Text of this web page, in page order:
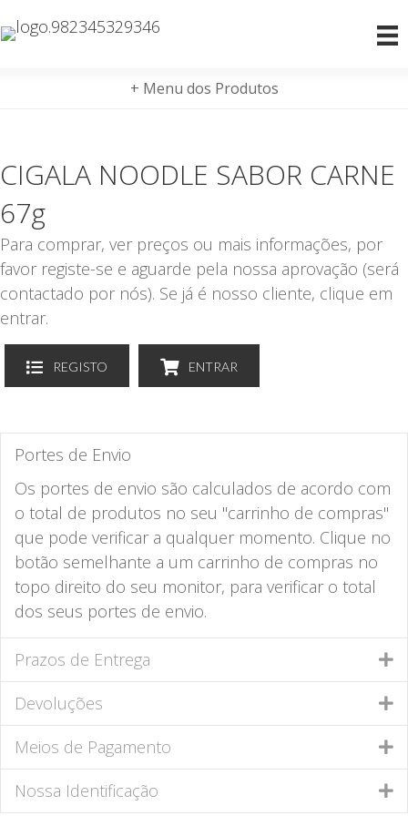
+ Menu dos Produtos
CIGALA NOODLE SABOR CARNE
67g
Para comprar, ver preços ou mais informações, por
favor registe-se e aguarde pela nossa aprovação (será
contactado por nós). Se já é nosso cliente, clique em
entrar.
REGISTO ENTRAR
Portes de Envio
Os portes de envio são calculados de acordo com
o total de produtos no seu "carrinho de compras"
que pode verificar a qualquer momento. Clique no
botão semelhante a um carrinho de compras no
topo direito do seu monitor, para verificar o total
dos seus portes de envio.
Prazos de Entrega
Devoluções
Meios de Pagamento
Nossa Identificação